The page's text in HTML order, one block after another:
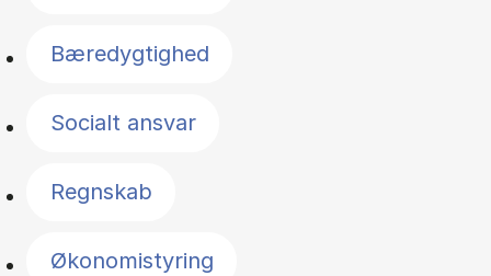
Bæredygtighed
Socialt ansvar
Regnskab
Økonomistyring